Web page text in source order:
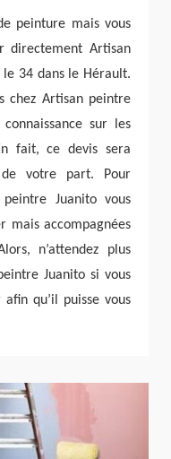
peinture mais vous
directement Artisan
34 dans le Hérault.
chez Artisan peintre
sur les
fait, ce devis sera
votre part. Pour
Juanito vous
mais accompagnées
n’attendez plus
Juanito si vous
qu’il puisse vous